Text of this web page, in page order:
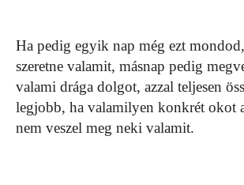
Ha pedig egyik nap még ezt
szeretne valamit, másnap pedig
valami drága dolgot, azzal teljesen
legjobb, ha valamilyen konkrét okot
nem veszel meg neki valamit.